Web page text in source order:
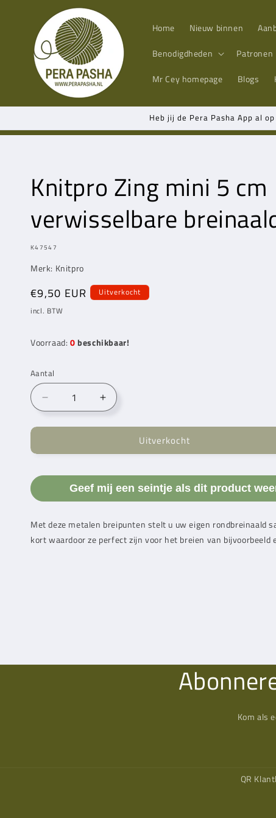
content Home Nieuw binnen
Benodigdheden
Patronen
Mr Cey homepage Blogs
Heb jij de Pera Pasha App al
Knitpro Zing mini 5 cm
verwisselbare
MODEL:
K47547
Merk: Knitpro
Normale
prijs
€9,50 EUR
Uitverkocht
incl. BTW
Voorraad: 0 beschikbaar!
Aantal
Aantal
verlagen
voor
Zing
5
verwisselbare
5.0
mm
Aantal
verhogen
voor
Zing
5
cm
verwisselbare
5.0
mm
Uitverkocht
Geef mij een seintje als dit product
Met deze metalen breipunten stelt u uw eigen rondbreinaald
kort waardoor ze perfect zijn voor het breien van bijvoorbeeld
Kom als
QR